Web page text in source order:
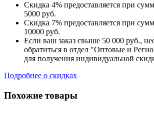
Скидка 4% предоставляется при
5000 руб.
Скидка 7% предоставляется при
10000 руб.
Если ваш заказ свыше 50 000 руб.,
обратиться в отдел "Оптовые и
для получения индивидуальной
Подробнее о скидках
Похожие товары